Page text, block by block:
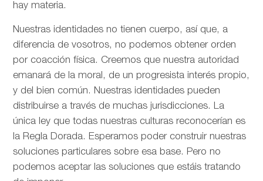
hay materia.
Nuestras identidades no tienen cuerpo, así que, a
diferencia de vosotros, no podemos obtener orden
por coacción física. Creemos que nuestra autoridad
emanará de la moral, de un progresista interés propio,
y del bien común. Nuestras identidades pueden
distribuirse a través de muchas jurisdicciones. La
única ley que todas nuestras culturas reconocerían es
la Regla Dorada. Esperamos poder construir nuestras
soluciones particulares sobre esa base. Pero no
podemos aceptar las soluciones que estáis tratando